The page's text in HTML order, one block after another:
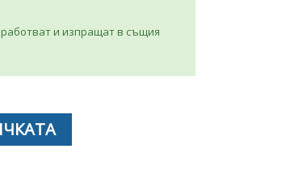
и изпращат в същия